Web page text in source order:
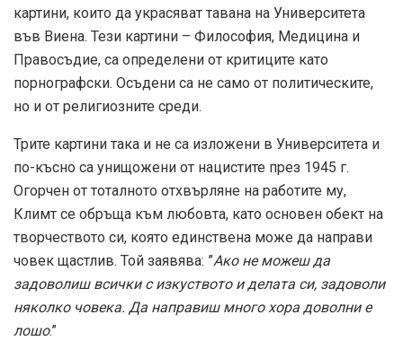
картини, които да украсяват тавана на Университета
във Виена. Тези картини – Философия, Медицина и
Правосъдие, са определени от критиците като
порнографски. Осъдени са не само от политическите,
но и от религиозните среди.
Трите картини така и не са изложени в Университета и
по-късно са унищожени от нацистите през 1945 г.
Огорчен от тоталното отхвърляне на работите му,
Климт се обръща към любовта, като основен обект на
творчеството си, която единствена може да направи
човек щастлив. Той заявява: ”Ако не можеш да
задоволиш всички с изкуството и делата си, задоволи
няколко човека. Да направиш много хора доволни е
лошо.”